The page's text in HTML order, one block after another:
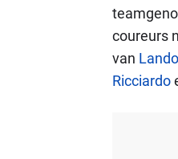
coureurs
van
Ricciardo